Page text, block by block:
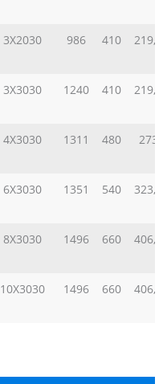
3X2030 986 410 219,1
3X3030 1240 410 219,1
4X3030 1311 480 273
6X3030 1351 540 323,9
8X3030 1496 660 406,4
10X3030 1496 660 406,4